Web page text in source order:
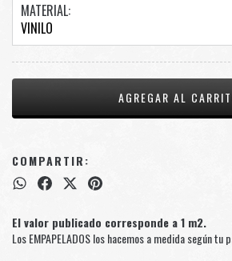
MATERIAL:
VINILO
COMPARTIR:
El valor publicado corresponde a 1 m2.
Los EMPAPELADOS los hacemos a medida según tu